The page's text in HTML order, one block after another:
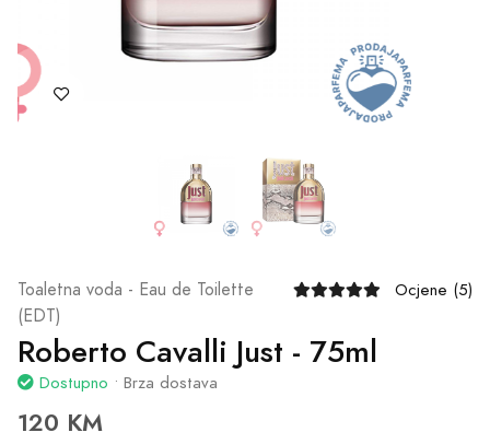
Toaletna voda - Eau de Toilette
(EDT)
Ocjene (5)
Roberto Cavalli Just - 75ml
Dostupno • Brza dostava
120 KM